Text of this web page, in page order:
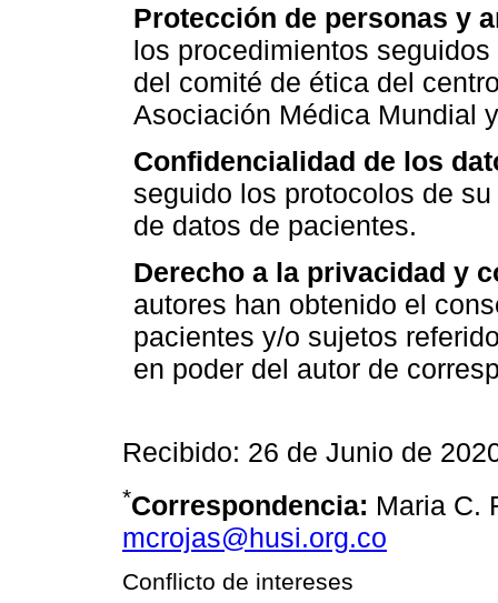
Protección de personas y
los procedimientos
del comité de ética del
Asociación Médica Mundial
Confidencialidad de los
seguido los protocolos de
de datos de pacientes.
Derecho a la privacidad y
autores han obtenido el
pacientes y/o sujetos
en poder del autor de
Recibido: 26 de Junio de
*Correspondencia: Maria C.
mcrojas@husi.org.co
Conflicto de intereses